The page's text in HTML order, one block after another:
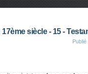
siècle - 15 -